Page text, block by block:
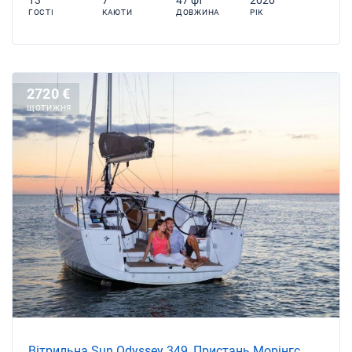
ГОСТІ КАЮТИ ДОВЖИНА РІК
2720 €
ЩОТИЖНЯ